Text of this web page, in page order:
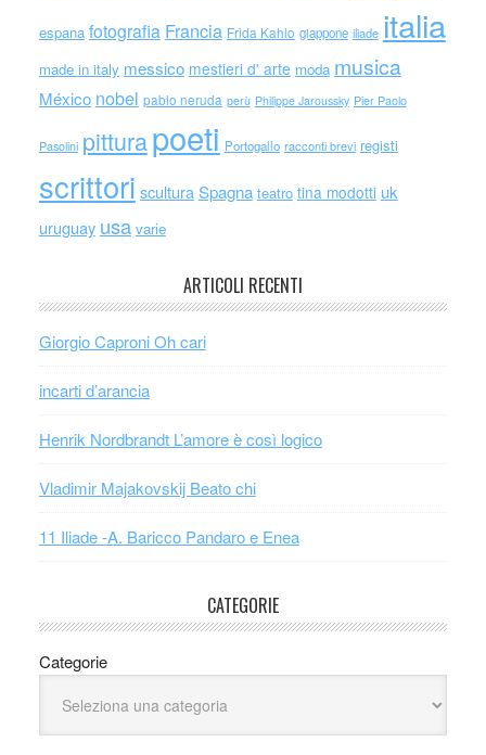
espana fotografia Francia Frida Kahlo giappone iliade italia
made in italy messico mestieri d' arte moda musica
México nobel pablo neruda perù Philippe Jaroussky Pier Paolo
Pasolini pitturapoeti Portogallo racconti brevi registi
scrittori scultura Spagna teatro tina modotti uk
uruguay usa varie
ARTICOLI RECENTI
Giorgio Caproni Oh cari
incarti d’arancia
Henrik Nordbrandt L’amore è così logico
Vladimir Majakovskij Beato chi
11 Iliade -A. Baricco Pandaro e Enea
CATEGORIE
Categorie